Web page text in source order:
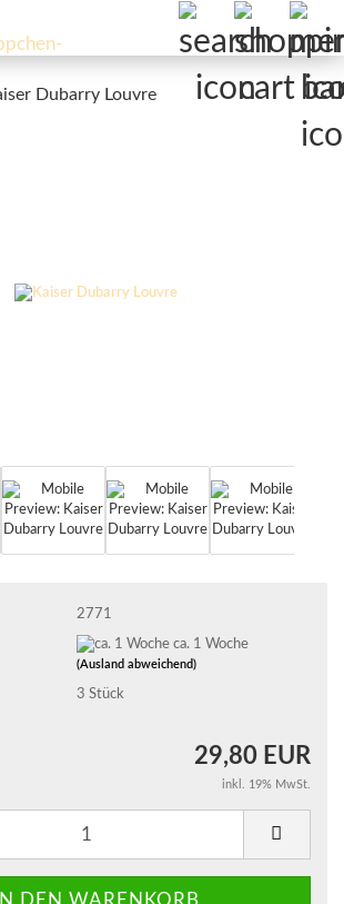
Dubarry Louvre
2771
ca. 1 Woche
(Ausland abweichend)
3 Stück
29,80 EUR
inkl. 19% MwSt.